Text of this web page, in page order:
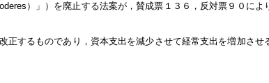
）」）を廃止する法案が，賛成票１３６，反対票９０によ
正するものであり，資本支出を減少させて経常支出を増加させ